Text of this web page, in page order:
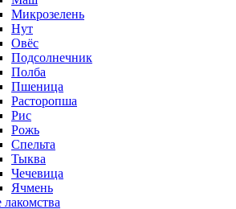
Микрозелень
Нут
Овёс
Подсолнечник
Полба
Пшеница
Расторопша
Рис
Рожь
Спельта
Тыква
Чечевица
Ячмень